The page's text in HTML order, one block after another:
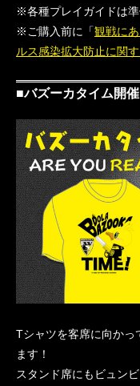
※各種プレイガイドは準
※ご購入前に「観戦に
ルス感染拡大防止に関
■バズーカタイム開
Tシャツを客席に向かっ
ます！
スタンド席にもビュン